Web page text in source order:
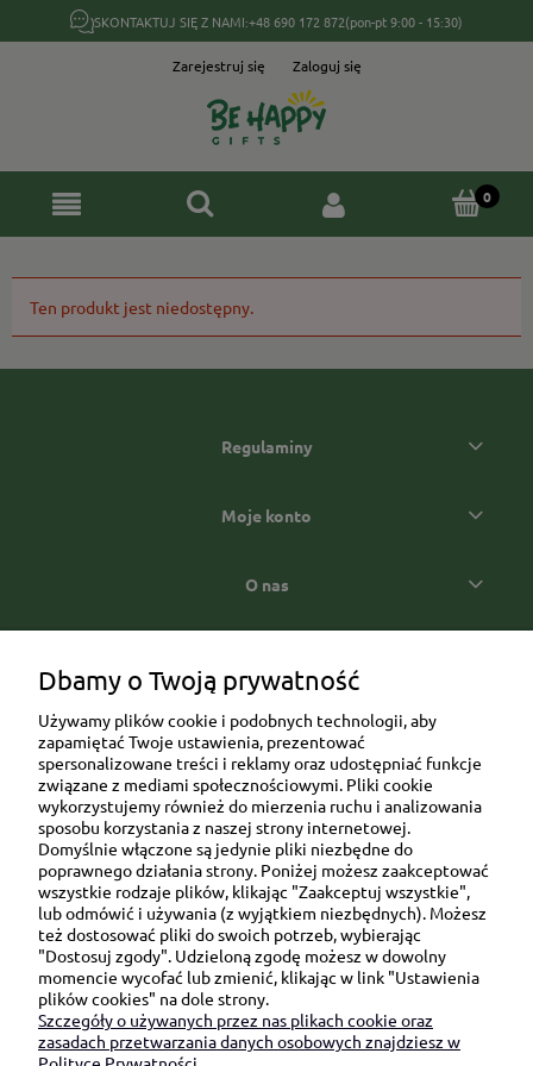
SKONTAKTUJ SIĘ Z NAMI:+48 690 172 872(pon-pt 9:00 - 15:30)
Zarejestruj się Zaloguj się
Ten produkt jest niedostępny.
Regulaminy
Moje konto
O nas
Ul. Brukowa 6/8 lok. 57/58
91-341 Łódź
NIP: 6751510615
SKONTAKTUJ SIĘ Z NAMI:
sklep@be-happygifts.com
+48 690 172 872
Dbamy o Twoją prywatność
Używamy plików cookie i podobnych technologii, aby
zapamiętać Twoje ustawienia, prezentować
spersonalizowane treści i reklamy oraz udostępniać funkcje
związane z mediami społecznościowymi. Pliki cookie
wykorzystujemy również do mierzenia ruchu i analizowania
sposobu korzystania z naszej strony internetowej.
Domyślnie włączone są jedynie pliki niezbędne do
poprawnego działania strony. Poniżej możesz zaakceptować
wszystkie rodzaje plików, klikając "Zaakceptuj wszystkie",
lub odmówić i używania (z wyjątkiem niezbędnych). Możesz
też dostosować pliki do swoich potrzeb, wybierając
"Dostosuj zgody". Udzieloną zgodę możesz w dowolny
momencie wycofać lub zmienić, klikając w link "Ustawienia
plików cookies" na dole strony.
Szczegóły o używanych przez nas plikach cookie oraz
zasadach przetwarzania danych osobowych znajdziesz w